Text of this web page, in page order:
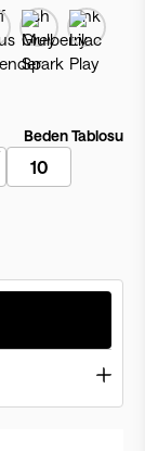
Beden Tablosu
10